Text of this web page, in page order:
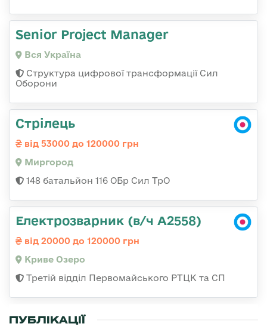
Senior Project Manager
Вся Україна
Структура цифрової трансформації Сил
Оборони
Стрілець
від 53000 до 120000 грн
Миргород
148 батальйон 116 ОБр Сил ТрО
Електрозварник (в/ч А2558)
від 20000 до 120000 грн
Криве Озеро
Третій відділ Первомайського РТЦК та СП
ПУБЛІКАЦІЇ